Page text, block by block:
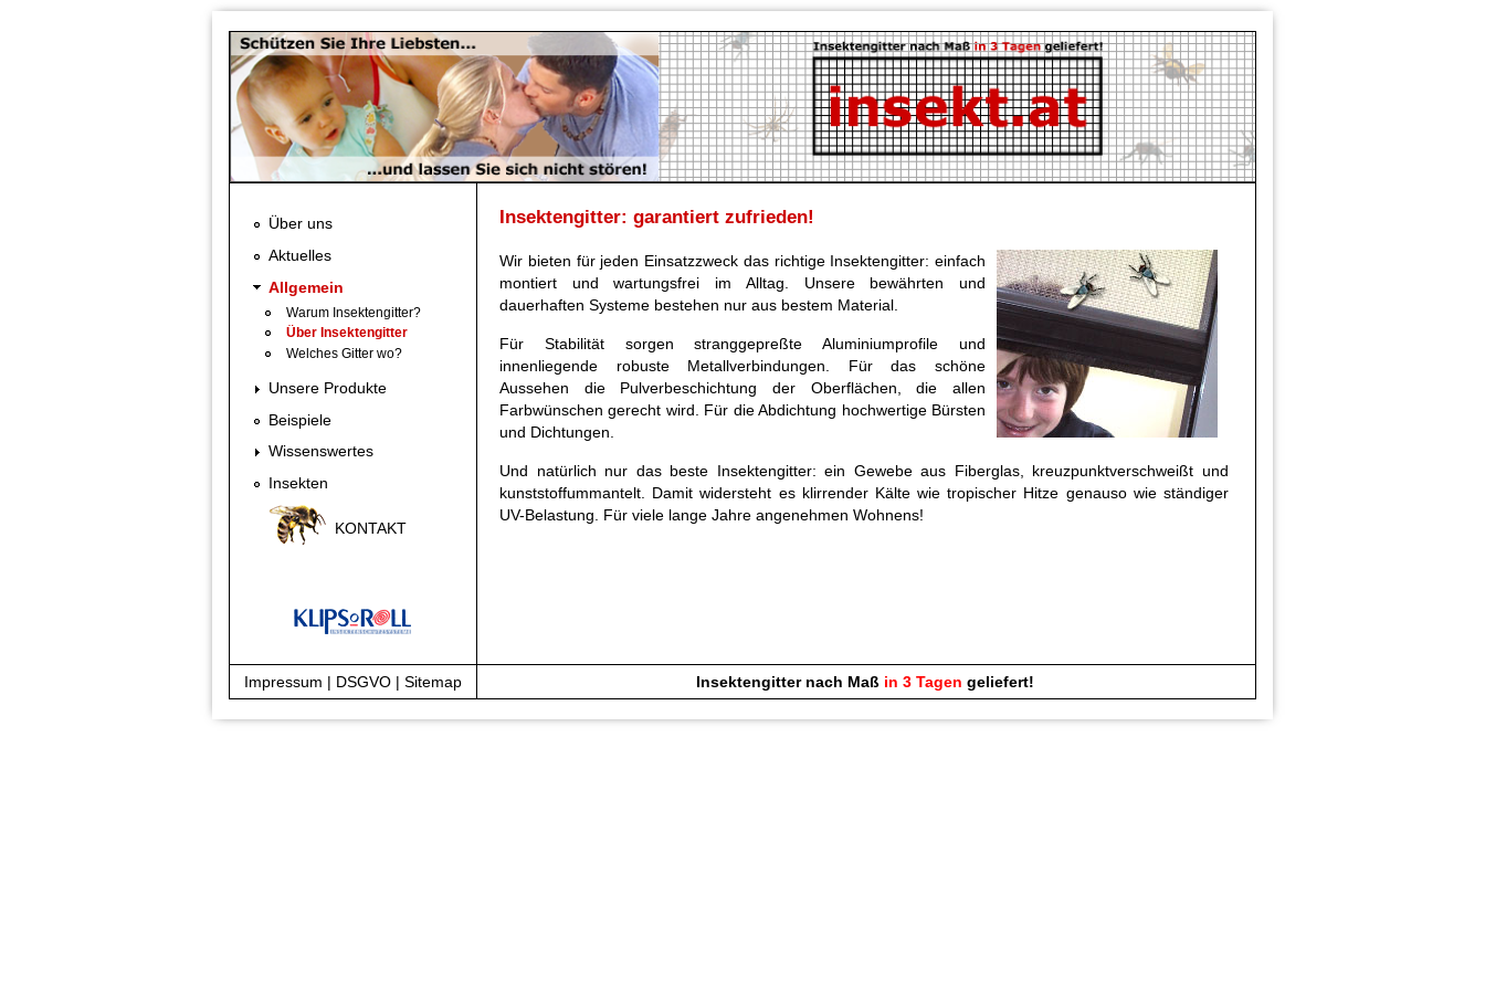
Insektengitter: garantiert zufrieden!
Wir bieten für jeden Einsatzzweck das richtige Insektengitter: einfach
montiert und wartungsfrei im Alltag. Unsere bewährten und
dauerhaften Systeme bestehen nur aus bestem Material.
Für Stabilität sorgen stranggepreßte Aluminiumprofile und
innenliegende robuste Metallverbindungen. Für das schöne
Aussehen die Pulverbeschichtung der Oberflächen, die allen
Farbwünschen gerecht wird. Für die Abdichtung hochwertige Bürsten
und Dichtungen.
Und natürlich nur das beste Insektengitter: ein Gewebe aus Fiberglas, kreuzpunktverschweißt und
kunststoffummantelt. Damit widersteht es klirrender Kälte wie tropischer Hitze genauso wie ständiger
UV-Belastung. Für viele lange Jahre angenehmen Wohnens!
Über uns
Aktuelles
Allgemein
Warum Insektengitter?
Über Insektengitter
Welches Gitter wo?
Unsere Produkte
Beispiele
Wissenswertes
Insekten
KONTAKT
Impressum | DSGVO | Sitemap Insektengitter nach Maß in 3 Tagen geliefert!